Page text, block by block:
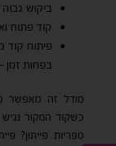
ביקוש
קוד פתוח
פיתוח קוד
בפחות
מודל זה מאפשר
כשקוד המקור
ספריות פייתון?